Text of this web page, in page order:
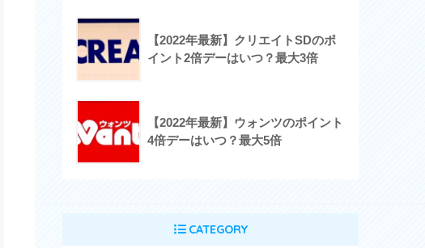
【2022年最新】クリエイトSDのポ
イント2倍デーはいつ？最大3倍
【2022年最新】ウォンツのポイント
4倍デーはいつ？最大5倍
CATEGORY